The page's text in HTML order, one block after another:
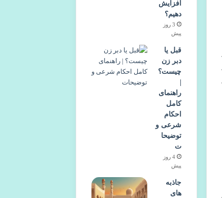
افزایش
دهیم؟
3 روز
پیش
قبل یا
دبر زن
چیست؟
راهنمای
کامل
احکام
شرعی و
توضیحا
ت
4 روز
پیش
جاذبه
های